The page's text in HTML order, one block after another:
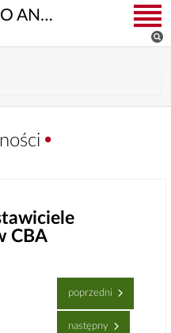
CENTRALNE BIURO ANTYKORUPCYJNE
CBA
poprzedni
następny